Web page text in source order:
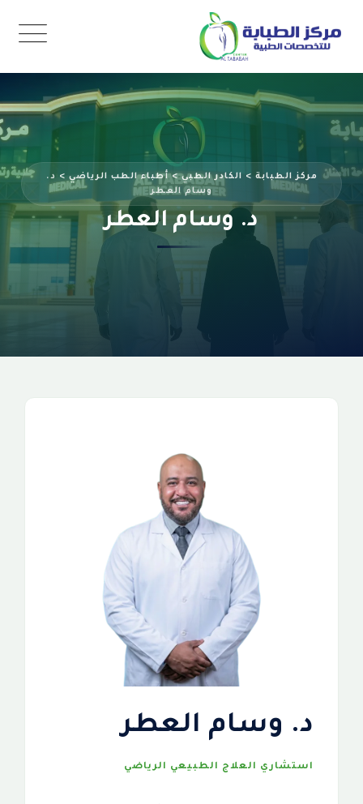
content
د. وسام العطر
مركز الطبابة > الكادر الطبي>أطباء الطب الرياضي > د.
وسام العطر
د. وسام العطر
استشاري العلاج الطبيعي الرياضي